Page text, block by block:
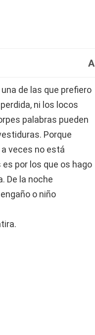
A
de las que prefiero
ni los locos
palabras pueden
Porque
veces no está
por los que os hago
De la noche
o niño